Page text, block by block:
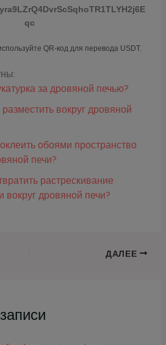
qc
QR-код для перевода USDT.
за дровяной печью?
вокруг дровяной
обоями пространство
печи?
растрескивание
вокруг дровяной печи?
ДАЛЕЕ